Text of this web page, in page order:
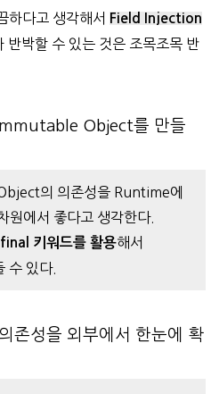
하다고 생각해서 Field Injection
반박할 수 있는 것은 조목조목 반
utable Object를 만들
의 의존성을 Runtime에
원에서 좋다고 생각한다.
키워드를 활용해서
수 있다.
존성을 외부에서 한눈에 확